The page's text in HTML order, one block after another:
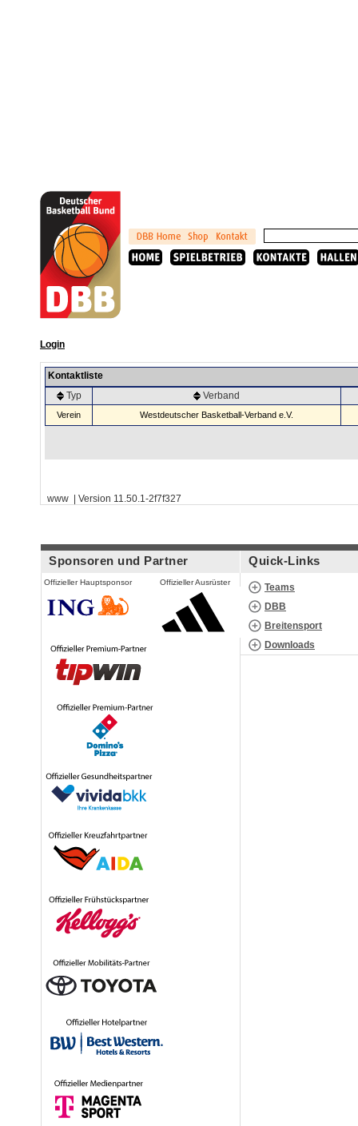
Login
Kontaktliste
Typ
Verband
Verein Westdeutscher Basketball-Verband e.V.
www | Version 11.50.1-2f7f327
Sponsoren und Partner
Offizieller Hauptsponsor Offizieller Ausrüster
Quick-Links
Teams
DBB
Breitensport
Downloads